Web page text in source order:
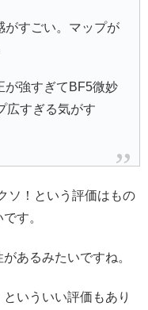
がすごい。マップが
が強すぎてBF5微妙
広すぎる気がす
ソ！という評価はもの
す。
あるみたいですね。
いういい評価もあり